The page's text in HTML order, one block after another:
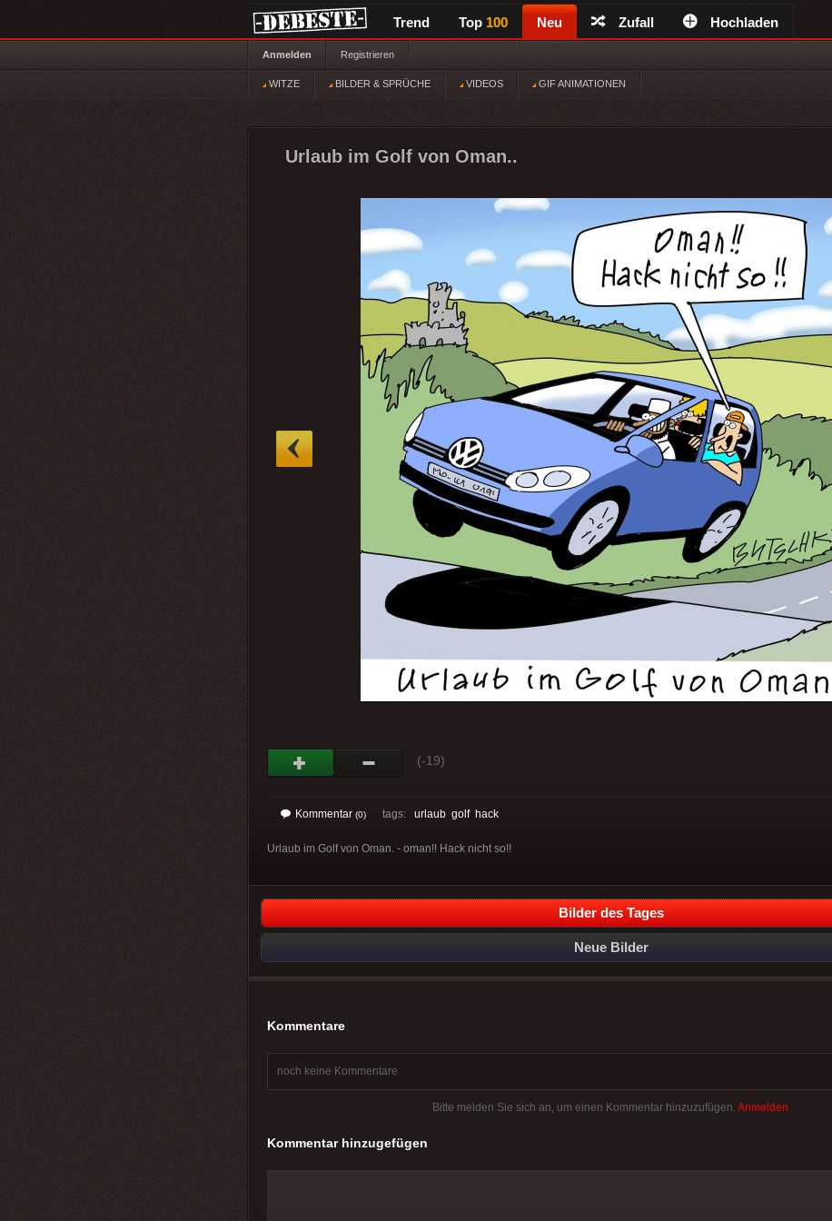
Trend Top 100 Neu Zufall Hochladen
Anmelden Registrieren
WITZE BILDER & SPRÜCHE VIDEOS GIF ANIMATIONEN
Urlaub im Golf von Oman..
(-19)
Kommentar (0) tags: urlaub golf hack
Urlaub im Golf von Oman. - oman!! Hack nicht so!!
Bilder des Tages
Neue Bilder
Kommentare
noch keine Kommentare
Bitte melden Sie sich an, um einen Kommentar hinzuzufügen. Anmelden
Kommentar hinzugefügen